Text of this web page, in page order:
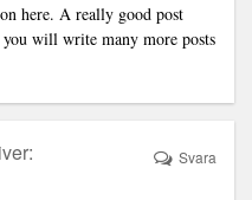
here. A really good post
will write many more posts
Svara